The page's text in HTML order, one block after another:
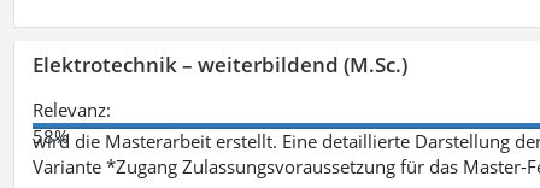
Elektrotechnik – weiterbildend (M.Sc.)
Relevanz:
58%
wird die Masterarbeit erstellt. Eine detaillierte Darstellung
Variante *Zugang Zulassungsvoraussetzung für das Master-